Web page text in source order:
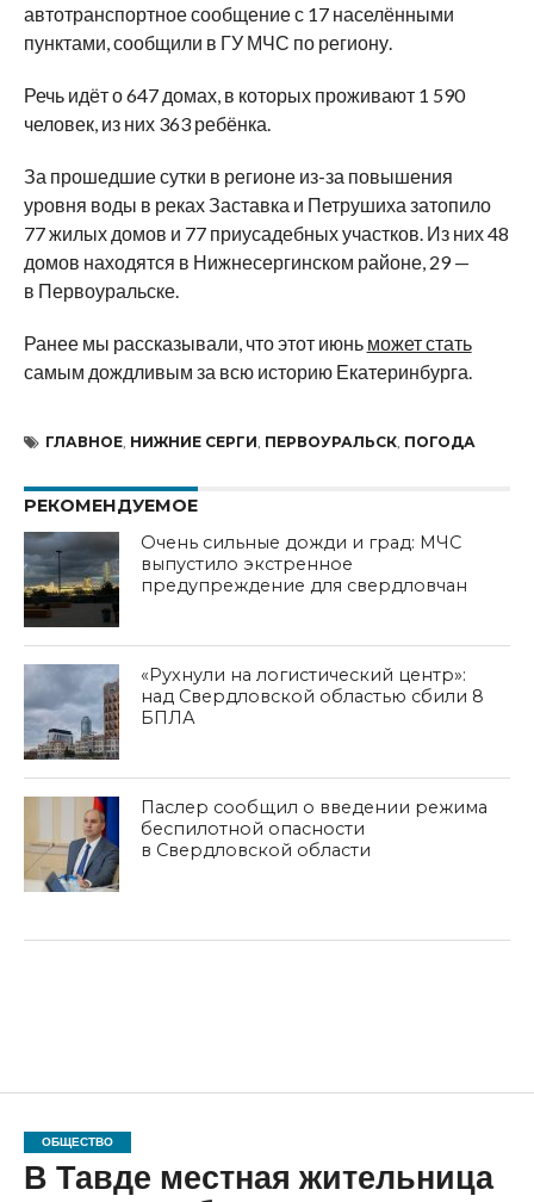
автотранспортное сообщение с 17 населёнными
пунктами, сообщили в ГУ МЧС по региону.
Речь идёт о 647 домах, в которых проживают 1 590
человек, из них 363 ребёнка.
За прошедшие сутки в регионе из-за повышения
уровня воды в реках Заставка и Петрушиха затопило
77 жилых домов и 77 приусадебных участков. Из них 48
домов находятся в Нижнесергинском районе, 29 —
в Первоуральске.
Ранее мы рассказывали, что этот июнь может стать
самым дождливым за всю историю Екатеринбурга.
ГЛАВНОЕ, НИЖНИЕ СЕРГИ ПЕРВОУРАЛЬСК, ПОГОДА
РЕКОМЕНДУЕМОЕ
Очень сильные дожди и град: МЧС
выпустило экстренное
предупреждение для свердловчан
«Рухнули на логистический центр»:
над Свердловской областью сбили 8
БПЛА
Паслер сообщил о введении режима
беспилотной опасности
в Свердловской области
ОБЩЕСТВО
В Тавде местная жительница